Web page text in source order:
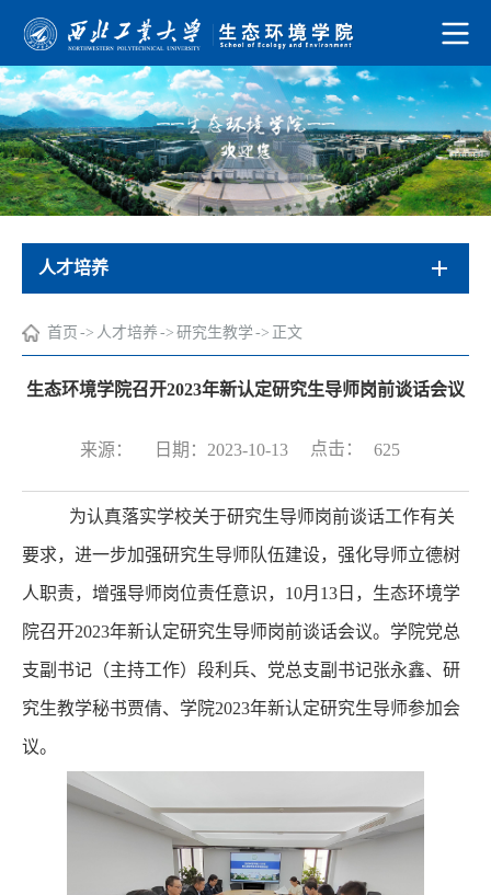
人才培养
首页 -> 人才培养 -> 研究生教学-> 正文
生态环境学院召开2023年新认定研究生导师岗前谈话会议
来源： 日期：2023-10-13 点击： 625
为认真落实学校关于研究生导师岗前谈话工作有关
要求，进一步加强研究生导师队伍建设，强化导师立德树
人职责，增强导师岗位责任意识， 10月 13 日，生态环境学
院召开2023年新认定研究生导师岗前谈话会议。学院党总
支副书记（主持工作）段利兵、党总支副书记张永鑫、研
究生教学秘书贾倩、学院2023年新认定研究生导师参加会
议。